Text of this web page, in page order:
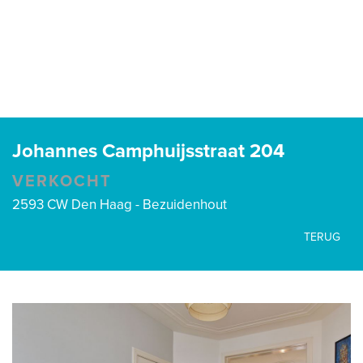
Johannes Camphuijsstraat 204
VERKOCHT
2593 CW Den Haag - Bezuidenhout
TERUG